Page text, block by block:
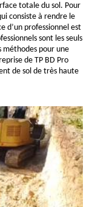
totale du sol. Pour
consiste à rendre le
d’un professionnel est
sont les seuls
méthodes pour une
de TP BD Pro
de sol de très haute